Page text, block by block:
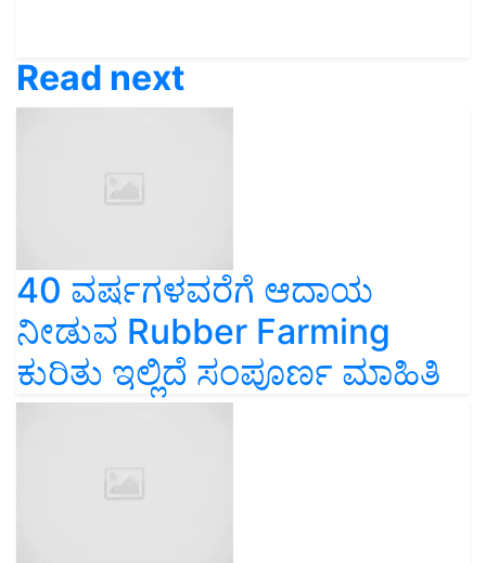
Read next
40 ವರ್ಷಗಳವರೆಗೆ ಆದಾಯ
ನೀಡುವ Rubber Farming
ಕುರಿತು ಇಲ್ಲಿದೆ ಸಂಪೂರ್ಣ ಮಾಹಿತಿ